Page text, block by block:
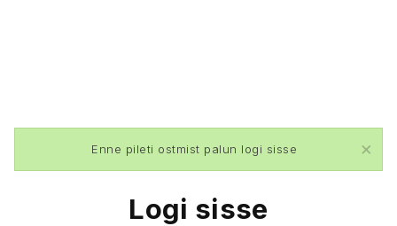
Enne pileti ostmist palun logi sisse ×
Logi sisse